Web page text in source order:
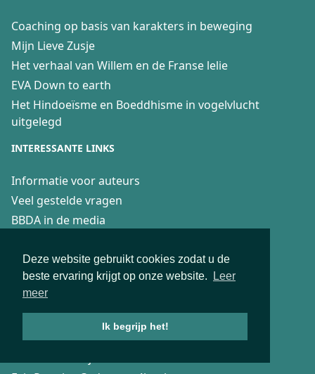
Deze website gebruikt cookies zodat u de
beste ervaring krijgt op onze website.
Leer
meer
Ik begrijp het!
Coaching op basis van karakters in beweging
Mijn Lieve Zusje
Het verhaal van Willem en de Franse lelie
EVA Down to earth
Het Hindoeïsme en Boeddhisme in vogelvlucht
uitgelegd
INTERESSANTE LINKS
Informatie voor auteurs
Veel gestelde vragen
BBDA in de media
19 april Dag van de Zelfverkopende Auteur
Algemene voorwaarden
Privacyverklaring